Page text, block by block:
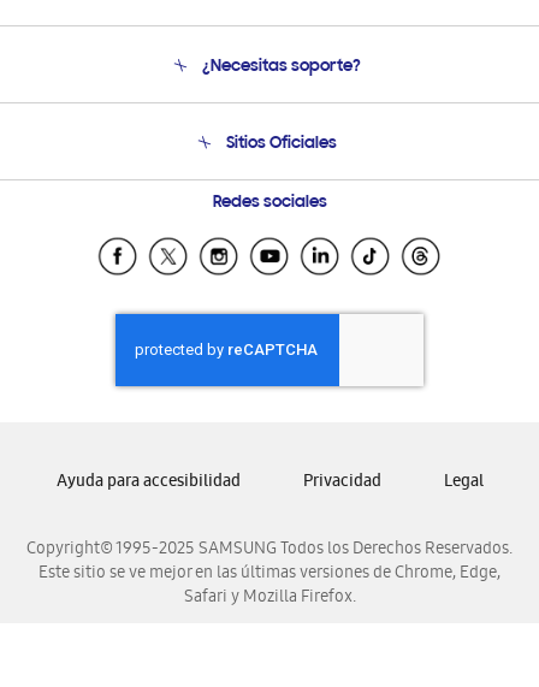
Soporte
Seguimiento de tu pedido
Condiciones de Compra
¿Necesitas soporte?
Soporte vía eMail
Preguntas Frecuentes
Sitios Oficiales
Samsung Costa Rica
Samsung Ecuador
Samsung El Salvador
Samsung Guatemala
Samsung Honduras
Samsung Nicaragua
Samsung Venezuela
Redes sociales
Copyright© 1995-2025 SAMSUNG Todos los Derechos Reservados.
Este sitio se ve mejor en las últimas versiones de Chrome, Edge,
Safari y Mozilla Firefox.
Ayuda para accesibilidad Privacidad Legal